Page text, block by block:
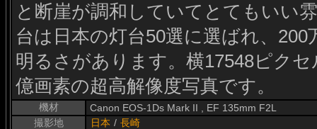
と断崖が調和していてとてもいい
台は日本の灯台50選に選ばれ、
明るさがあります。横17548ピク
億画素の超高解像度写真です。
機材
Canon EOS-1Ds Mark II , EF 135mm F2L
撮影地
日本 / 長崎